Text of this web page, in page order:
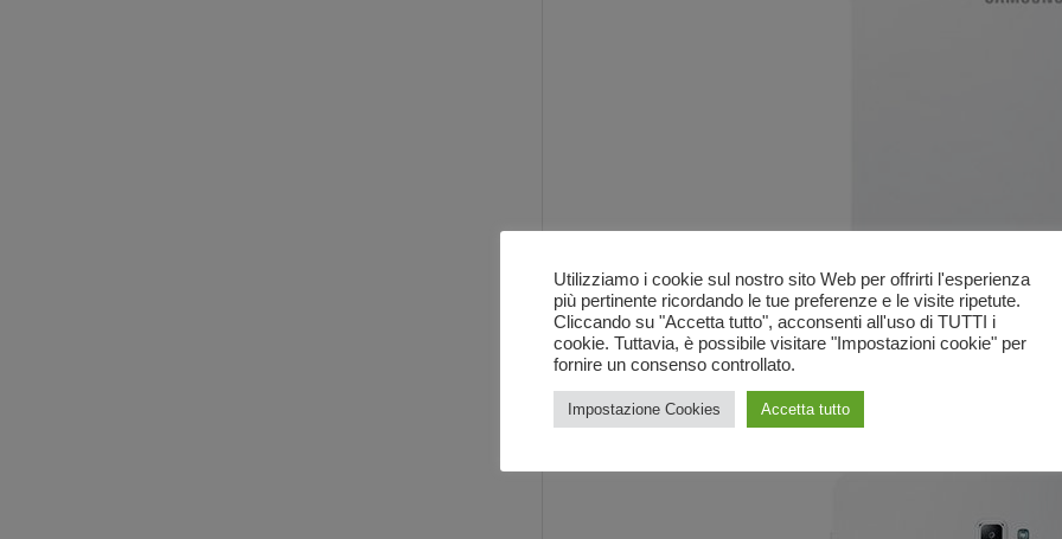
Utilizziamo i cookie sul nostro sito Web per offrirti l'esperienza
più pertinente ricordando le tue preferenze e le visite ripetute.
Cliccando su "Accetta tutto", acconsenti all'uso di TUTTI i
cookie. Tuttavia, è possibile visitare "Impostazioni cookie" per
fornire un consenso controllato.
Impostazione Cookies Accetta tutto